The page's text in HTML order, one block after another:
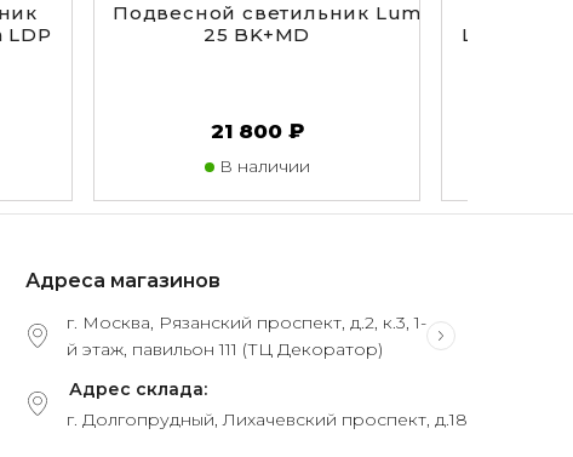
LDP
Подвесной светильник Lumina Deco
25 BK+MD
21 800 ₽
В наличии
Lumina
Адреса магазинов
г. Москва, Рязанский проспект, д.2, к.3, 1-
й этаж, павильон 111 (ТЦ Декоратор)
Адрес склада:
г. Долгопрудный, Лихачевский проспект, д.18